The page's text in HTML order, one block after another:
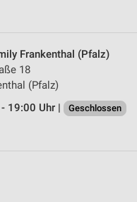
Frankenthal (Pfalz)
18
(Pfalz)
19:00 Uhr |
Geschlossen